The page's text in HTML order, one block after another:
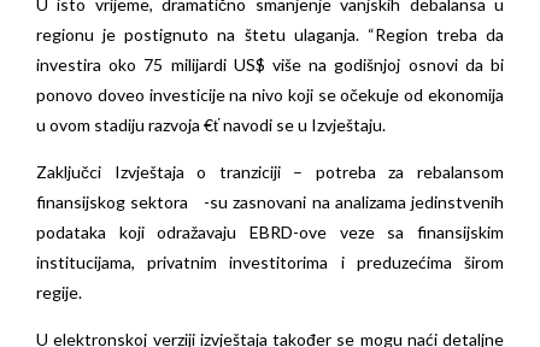
regionu je postignuto na štetu ulaganja. “Region treba da
investira oko 75 milijardi US$ više na godišnjoj osnovi da bi
ponovo doveo investicije na nivo koji se očekuje od ekonomija
u ovom stadiju razvoja €ť navodi se u Izvještaju.
Zaključci Izvještaja o tranziciji – potreba za rebalansom
finansijskog sektora -su zasnovani na analizama jedinstvenih
podataka koji odražavaju EBRD-ove veze sa finansijskim
institucijama, privatnim investitorima i preduzećima širom
regije.
U elektronskoj verziji izvještaja također se mogu naći detaljne